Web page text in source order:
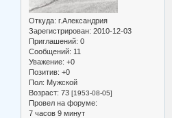
Откуда: г.Александрия
Зарегистрирован: 2010-12-03
Приглашений: 0
Сообщений: 11
Уважение: +0
Позитив: +0
Пол: Мужской
Возраст: 73 [1953-08-05]
Провел на форуме:
7 часов 9 минут